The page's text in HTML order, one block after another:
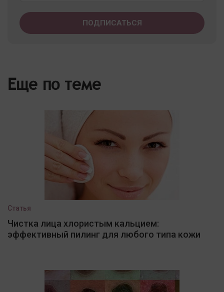
Еще по теме
Статья
Чистка лица хлористым кальцием:
эффективный пилинг для любого типа кожи